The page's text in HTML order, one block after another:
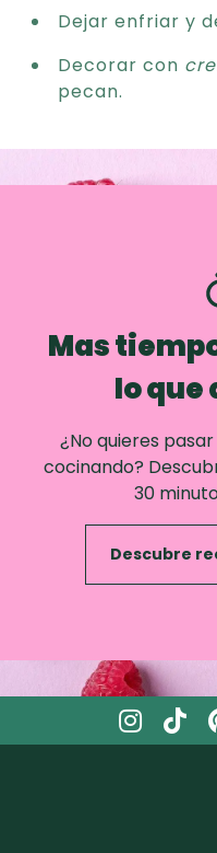
Dejar enfriar y
Decorar con
pecan.
Mas
lo que
¿No quieres
cocinando?
30
Descubre